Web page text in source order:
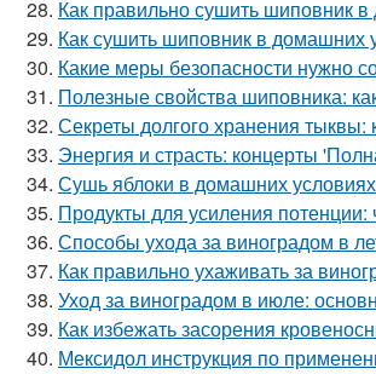
28. Как правильно сушить шиповник
29. Как сушить шиповник в домашних
30. Какие меры безопасности нужно
31. Полезные свойства шиповника:
32. Секреты долгого хранения тыквы:
33. Энергия и страсть: концерты
34. Сушь яблоки в домашних
35. Продукты для усиления
36. Способы ухода за виноградом в
37. Как правильно ухаживать за
38. Уход за виноградом в июле:
39. Как избежать засорения
40. Мексидол инструкция по